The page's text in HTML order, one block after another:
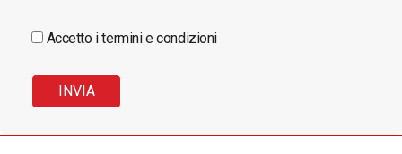
Accetto i termini e condizioni